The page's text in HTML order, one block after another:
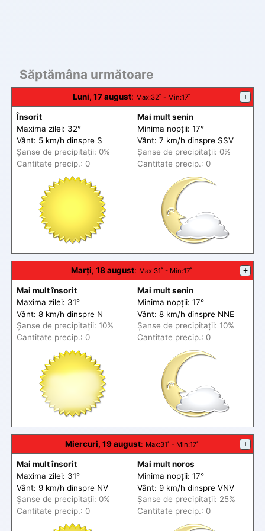
Săptămâna următoare
Luni, 17 august: Max:32˚ - Min:17˚ +
Însorit
Maxima zilei: 32°
Vânt: 5 km/h dinspre S
Șanse de precipitații: 0%
Cantitate precip.: 0
Mai mult senin
Minima nopții: 17°
Vânt: 7 km/h dinspre SSV
Șanse de precipitații: 0%
Cantitate precip.: 0
Marți, 18 august: Max:31˚ - Min:17˚ +
Mai mult însorit
Maxima zilei: 31°
Vânt: 8 km/h dinspre N
Șanse de precipitații: 10%
Cantitate precip.: 0
Mai mult senin
Minima nopții: 17°
Vânt: 8 km/h dinspre NNE
Șanse de precipitații: 10%
Cantitate precip.: 0
Miercuri, 19 august: Max:31˚ - Min:17˚ +
Mai mult însorit
Maxima zilei: 31°
Vânt: 9 km/h dinspre NV
Șanse de precipitații: 0%
Cantitate precip.: 0
Mai mult noros
Minima nopții: 17°
Vânt: 9 km/h dinspre VNV
Șanse de precipitații: 25%
Cantitate precip.: 0